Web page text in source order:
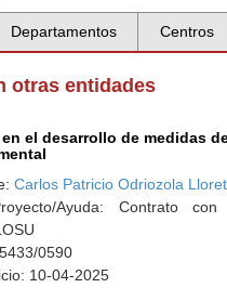
Departamentos Centros
otras entidades
el desarrollo de medidas
Carlos Patricio Odriozola Lloret
Ayuda: Contrato con
0590
10-04-2025